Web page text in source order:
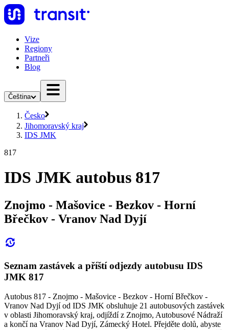
Vize
Regiony
Partneři
Blog
Čeština
Česko
Jihomoravský kraj
IDS JMK
817
IDS JMK autobus 817
Znojmo - Mašovice - Bezkov - Horní
Břečkov - Vranov Nad Dyjí
Seznam zastávek a příští odjezdy autobusu IDS
JMK 817
Autobus 817 - Znojmo - Mašovice - Bezkov - Horní Břečkov -
Vranov Nad Dyjí od IDS JMK obsluhuje 21 autobusových zastávek
v oblasti Jihomoravský kraj, odjíždí z Znojmo, Autobusové Nádraží
a končí na Vranov Nad Dyjí, Zámecký Hotel. Přejděte dolů, abyste